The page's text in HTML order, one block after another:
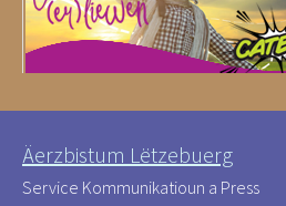
Äerzbistum Lëtzebuerg
Service Kommunikatioun a Press